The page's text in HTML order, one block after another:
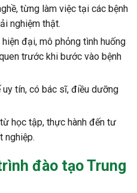
từng làm việc tại các bệnh
nghiệm thật.
đại, mô phỏng tình huống
trước khi bước vào bệnh
tín, có bác sĩ, điều dưỡng
học tập, thực hành đến tư
nghiệp.
đào tạo Trung